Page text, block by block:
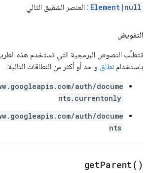
Element |null : العنصر الشقيق التالي
التفويض
تتطلّب النصوص البرمجية التي تستخدم هذه
باستخدام نطاق واحد أو أكثر من النطاقات التالية:
auth/docume
nts.currentonly
auth/docume
nts
getParent( )